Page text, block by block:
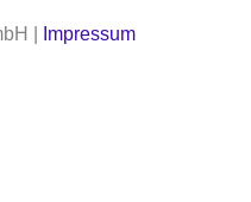
| Impressum